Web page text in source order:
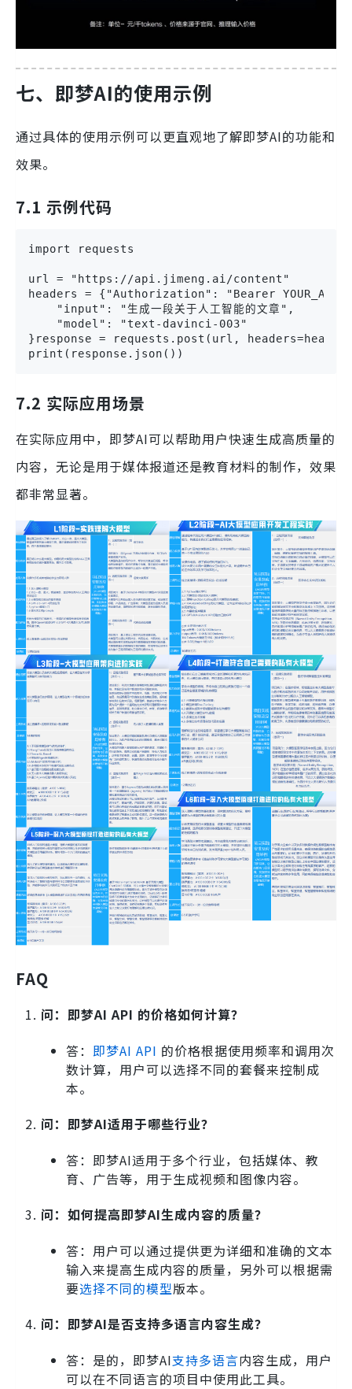
七、即梦AI的使用示例
通过具体的使用示例可以更直观地了解即梦AI的功能和
效果。
7.1 示例代码
import requests
url = "https://api.jimeng.ai/content"
headers = {"Authorization": "Bearer
    "input": "生成一段关于人工智能的文章",
    "model": "text-davinci-003"
}response = requests.post(url,
print(response.json())
7.2 实际应用场景
在实际应用中，即梦AI可以帮助用户快速生成高质量的
内容，无论是用于媒体报道还是教育材料的制作，效果
都非常显著。
FAQ
问：即梦AI API 的价格如何计算？
答： 即梦AI API 的价格根据使用频率和调用次
数计算，用户可以选择不同的套餐来控制成
本。
问：即梦AI适用于哪些行业？
答：即梦AI适用于多个行业，包括媒体、教
育、广告等，用于生成视频和图像内容。
问：如何提高即梦AI生成内容的质量？
答：用户可以通过提供更为详细和准确的文本
输入来提高生成内容的质量，另外可以根据需
要选择不同的模型版本。
问：即梦AI是否支持多语言内容生成？
答：是的，即梦AI支持多语言内容生成，用户
可以在不同语言的项目中使用此工具。